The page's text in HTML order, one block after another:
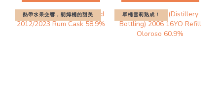
熱帶水果交響，朗姆桶的甜美 單桶雪莉熟成！